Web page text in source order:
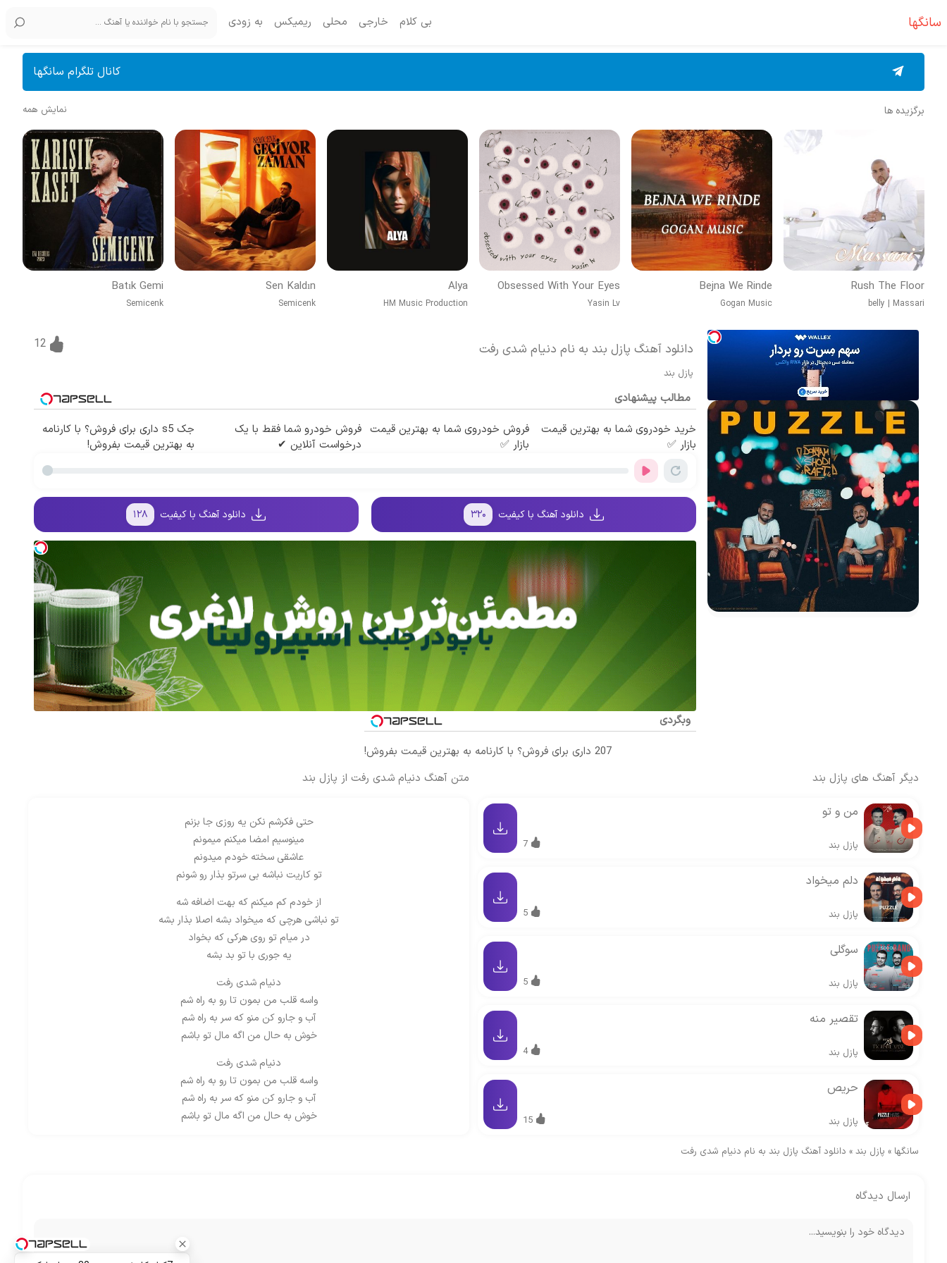
سانگها بی کلام خارجی محلی ریمیکس به زودی
کانال تلگرام سانگها
برگزیده ها نمایش همه
Rush The Floor
belly | Massari
Bejna We Rinde
Gogan Music
Obsessed With Your Eyes
Yasin Lv
Alya
HM Music Production
Sen Kaldın
Semicenk
Batık Gemi
Semicenk
دانلود آهنگ پازل بند به نام دنیام شدی رفت
پازل بند
12
مطالب پیشنهادی
خرید خودروی شما به بهترین قیمت
بازار ✅
فروش خودروی شما به بهترین قیمت
بازار ✅
فروش خودرو شما فقط با یک
درخواست آنلاین ✔
جک s5 داری برای فروش؟ با کارنامه
به بهترین قیمت بفروش!
دانلود آهنگ با کیفیت ۳۲۰ دانلود آهنگ با کیفیت ۱۲۸
وبگردی
207 داری برای فروش؟ با کارنامه به بهترین قیمت بفروش!
متن آهنگ دنیام شدی رفت از پازل بند
حتی فکرشم نکن یه روزی جا بزنم
مینوسیم امضا میکنم میمونم
عاشقی سخته خودم میدونم
تو کاریت نباشه بی سرتو بذار رو شونم
از خودم کم میکنم که بهت اضافه شه
تو نباشی هرچی که میخواد بشه اصلا بذار بشه
در میام تو روی هرکی که بخواد
یه جوری با تو بد بشه
دنیام شدی رفت
واسه قلب من بمون تا رو به راه شم
آب و جارو کن منو که سر به راه شم
خوش به حال من اگه مال تو باشم
دنیام شدی رفت
واسه قلب من بمون تا رو به راه شم
آب و جارو کن منو که سر به راه شم
خوش به حال من اگه مال تو باشم
واسه قلب من بمون تا رو به راه شم
آب و جارو کن منو که سر به راه شم
دیگر آهنگ های پازل بند
من و تو
پازل بند 7
دلم میخواد
پازل بند 5
سوگلی
پازل بند 5
تقصیر منه
پازل بند 4
حریص
پازل بند 15
سانگها » پازل بند » دانلود آهنگ پازل بند به نام دنیام شدی رفت
ارسال دیدگاه